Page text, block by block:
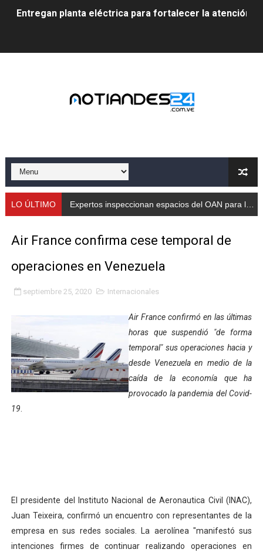
Entregan planta eléctrica para fortalecer la atención
Campo Elías avanza con plan de asfaltado
Venezuela instala su primer detector de
Consolidan planificación técnica en el Complejo
Gobernación de Mérida instalará mesa de trabajo con
Niños merideños potencian su talento en plan
Gobierno bolivariano avanza en la transformación del
Niños merideños aprenden sobre gaita de tambora
Hospital universitario muestra sus avances en visita
Instituto Nacional de Nutrición celebra Semana
Fortaleciendo la economía comunal en El Vigía con
Campo Elías consolida plan de bacheo en el sector La
LO ÚLTIMO Expertos inspeccionan espacios del OAN para la instalación del detector Cherenkov de agua
Air France confirma cese temporal de
operaciones en Venezuela
septiembre 25, 2020 Internacionales
Air France confirmó en las últimas
horas que suspendió "de forma
temporal" sus operaciones hacia y
desde Venezuela en medio de la
caída de la economía que ha
provocado la pandemia del Covid-
19.
El presidente del Instituto Nacional de Aeronautica Civil (INAC),
Juan Teixeira, confirmó un encuentro con representantes de la
empresa en sus redes sociales. La aerolínea "manifestó sus
intenciones firmes de continuar realizando operaciones en